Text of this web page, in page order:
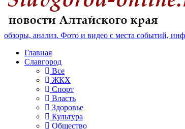
обзоры, анализ. Фото и видео с места событий,
Главная
Славгород
Все
ЖКХ
Спорт
Власть
Здоровье
Культура
Общество